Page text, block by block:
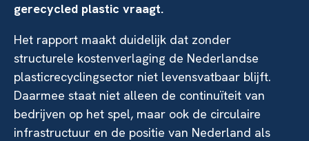
gerecycled plastic vraagt.
Het rapport maakt duidelijk dat zonder
structurele kostenverlaging de Nederlandse
plasticrecyclingsector niet levensvatbaar blijft.
Daarmee staat niet alleen de continuïteit van
bedrijven op het spel, maar ook de circulaire
infrastructuur en de positie van Nederland als